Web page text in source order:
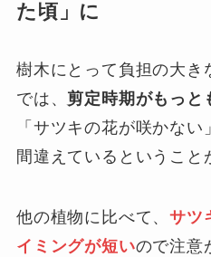
た頃」に
樹木にとって負担の大き
では、 剪定時期がもっと
「サツキの花が咲かな
間違えているということ
他の植物に比べて、サツ
イミングが短いので注意